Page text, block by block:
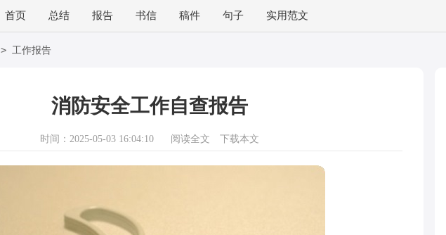
首页 总结 报告 书信 稿件 句子 实用范文
> 工作报告
消防安全工作自查报告
时间：2025-05-03 16:04:10 阅读全文 下载本文